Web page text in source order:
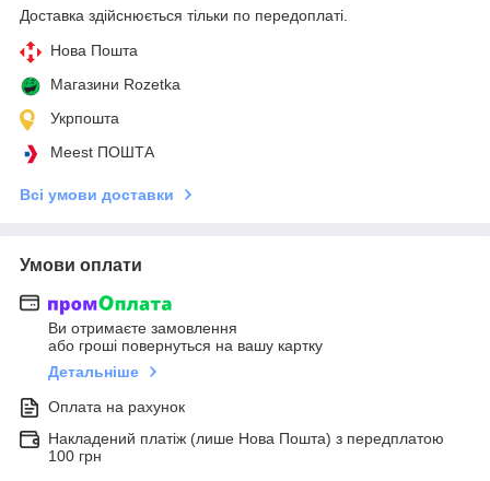
Доставка здійснюється тільки по передоплаті.
Нова Пошта
Магазини Rozetka
Укрпошта
Meest ПОШТА
Всі умови доставки
Умови оплати
Ви отримаєте замовлення
або гроші повернуться на вашу картку
Детальніше
Оплата на рахунок
Накладений платіж (лише Нова Пошта) з передплатою
100 грн